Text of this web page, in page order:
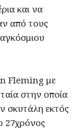
και να
από τους
Fleming με
στην οποία
σκυτάλη εκτός
27χρόνος